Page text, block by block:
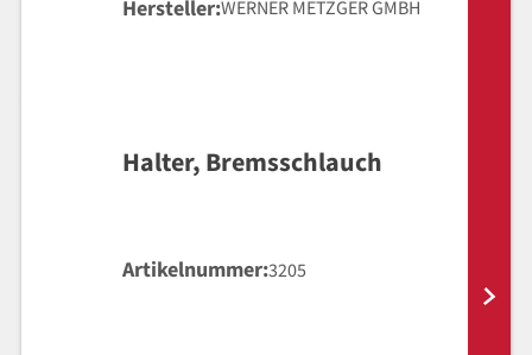
Hersteller WERNER METZGER GMBH
Halter, Bremsschlauch
Artikelnummer 3205